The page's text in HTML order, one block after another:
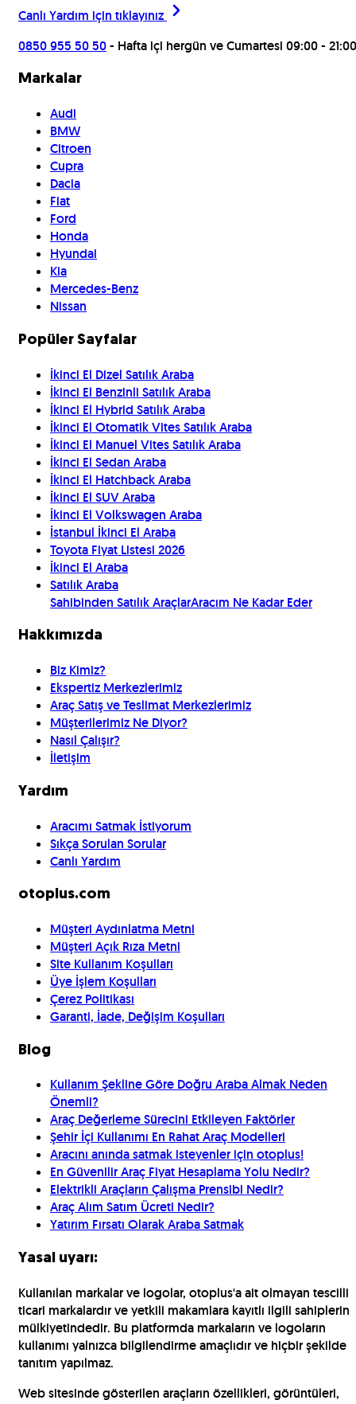
Canlı Yardım için tıklayınız
0850 955 50 50- Hafta içi hergün ve Cumartesi 09:00 - 21:00
Markalar
Audi
BMW
Citroen
Cupra
Dacia
Fiat
Ford
Honda
Hyundai
Kia
Mercedes-Benz
Nissan
Popüler Sayfalar
İkinci El Dizel Satılık Araba
İkinci El Benzinli Satılık Araba
İkinci El Hybrid Satılık Araba
İkinci El Otomatik Vites Satılık Araba
İkinci El Manuel Vites Satılık Araba
İkinci El Sedan Araba
İkinci El Hatchback Araba
İkinci El SUV Araba
İkinci El Volkswagen Araba
İstanbul İkinci El Araba
Toyota Fiyat Listesi 2026
İkinci El Araba
Satılık Araba
Sahibinden Satılık AraçlarAracım Ne Kadar Eder
Hakkımızda
Biz Kimiz?
Ekspertiz Merkezlerimiz
Araç Satış ve Teslimat Merkezlerimiz
Müşterilerimiz Ne Diyor?
Nasıl Çalışır?
İletişim
Yardım
Aracımı Satmak İstiyorum
Sıkça Sorulan Sorular
Canlı Yardım
otoplus.com
Müşteri Aydınlatma Metni
Müşteri Açık Rıza Metni
Site Kullanım Koşulları
Üye İşlem Koşulları
Çerez Politikası
Garanti, İade, Değişim Koşulları
Blog
Kullanım Şekline Göre Doğru Araba Almak Neden
Önemli?
Araç Değerleme Sürecini Etkileyen Faktörler
Şehir İçi Kullanımı En Rahat Araç Modelleri
Aracını anında satmak isteyenler için otoplus!
En Güvenilir Araç Fiyat Hesaplama Yolu Nedir?
Elektrikli Araçların Çalışma Prensibi Nedir?
Araç Alım Satım Ücreti Nedir?
Yatırım Fırsatı Olarak Araba Satmak
Yasal uyarı:
Kullanılan markalar ve logolar, otoplus'a ait olmayan tescilli
ticari markalardır ve yetkili makamlara kayıtlı ilgili sahiplerin
mülkiyetindedir. Bu platformda markaların ve logoların
kullanımı yalnızca bilgilendirme amaçlıdır ve hiçbir şekilde
tanıtım yapılmaz.
Web sitesinde gösterilen araçların özellikleri, görüntüleri,